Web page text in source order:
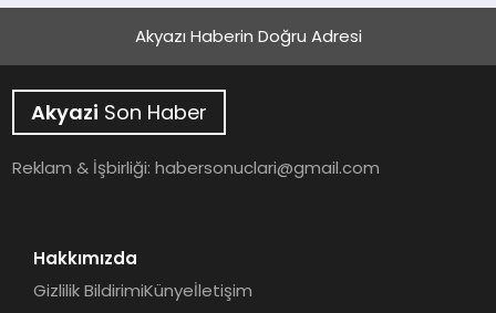
teknolojilerle donatılmış son modeli
VRV kontrol ünitesi Madoka Plus
Türkiye’de satışa sunuldu. Tam
dokunmatik ekranı, mobil uygulama
desteği ve akıllı sensör entegrasyonu
sayesinde iklimlendirme sistemlerinin
yönetimini daha kolay, konforlu ve
verimli hale getiriyor. Enerji
Akyazı Haberin Doğru Adresi
Akyazi Son Haber
Reklam & İşbirliği:habersonuclari@gmail.com
Hakkımızda
Gizlilik BildirimiKünyeİletişim